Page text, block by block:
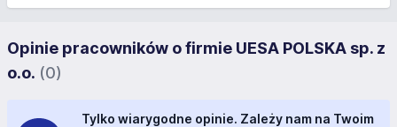
Opinie pracowników o firmie UESA POLSKA sp. z
o.o. (0)
Tylko wiarygodne opinie. Zależy nam na Twoim